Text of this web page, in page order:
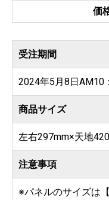
価
受注期間
2024年5月8日AM10
商品サイズ
左右297mm×天地
注意事項
※パネルのサイズは